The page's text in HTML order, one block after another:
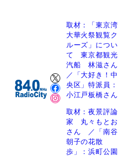
X
Facebook
Instagram
取材：「東京湾
大華火祭観覧ク
ルーズ」につい
て 東京都観光
汽船 林滋さん
／「大好き！中
央区」特派員：
小江戸板橋さん
取材：夜景評論
家 丸々もとお
さん ／「南谷
朝子の花散
歩」：浜町公園